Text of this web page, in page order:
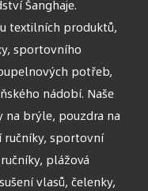
Šanghaje.
textilních produktů,
sportovního
potřeb,
nádobí. Naše
na brýle, pouzdra na
ručníky, sportovní
plážová
vlasů, čelenky,